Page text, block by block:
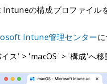
の構成プロファイル
Intune管理センター
ス' > 'macOS' > '構成'へ移